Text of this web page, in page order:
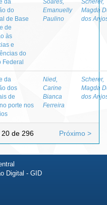
do
de Base
de
às
e
do
Federal
Emanuelly
Paulino
Magda
dos
da
dos
de
porte nos
Nied,
Carine
Bianca
Ferreira
Scherer,
Magda
dos
de 296 Próximo >
Digital - GID